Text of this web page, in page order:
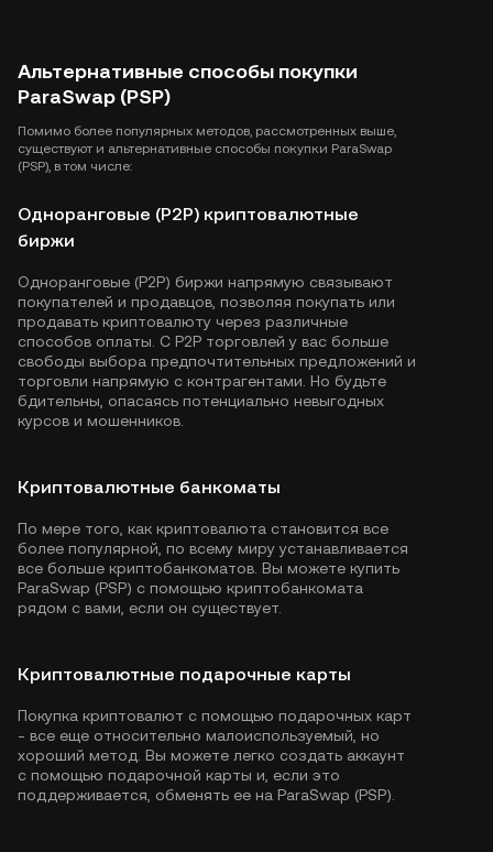
Альтернативные способы покупки
ParaSwap (PSP)
Помимо более популярных методов, рассмотренных выше,
существуют и альтернативные способы покупки ParaSwap
(PSP), в том числе:
Одноранговые (P2P) криптовалютные
биржи
Одноранговые (P2P) биржи напрямую связывают
покупателей и продавцов, позволяя покупать или
продавать криптовалюту через различные
способов оплаты. С P2P торговлей у вас больше
свободы выбора предпочтительных предложений и
торговли напрямую с контрагентами. Но будьте
бдительны, опасаясь потенциально невыгодных
курсов и мошенников.
Криптовалютные банкоматы
По мере того, как криптовалюта становится все
более популярной, по всему миру устанавливается
все больше криптобанкоматов. Вы можете купить
ParaSwap (PSP) с помощью криптобанкомата
рядом с вами, если он существует.
Криптовалютные подарочные карты
Покупка криптовалют с помощью подарочных карт
- все еще относительно малоиспользуемый, но
хороший метод. Вы можете легко создать аккаунт
с помощью подарочной карты и, если это
поддерживается, обменять ее на ParaSwap (PSP).